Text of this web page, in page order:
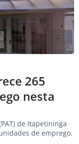
265
nesta
de Itapetininga
de emprego.